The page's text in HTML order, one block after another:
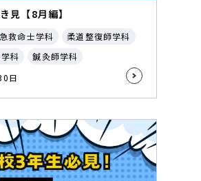
見【8月編】
救命士学科
柔道整復師学科
科
鍼灸師学科
日